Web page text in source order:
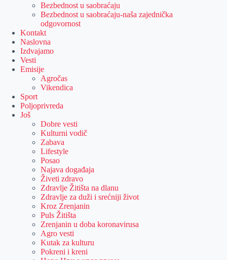
Bezbednost u saobraćaju
Bezbednost u saobraćaju-naša zajednička
odgovornost
Kontakt
Naslovna
Izdvajamo
Vesti
Emisije
Agročas
Vikendica
Sport
Poljoprivreda
Još
Dobre vesti
Kulturni vodič
Zabava
Lifestyle
Posao
Najava događaja
Živeti zdravo
Zdravlje Žitišta na dlanu
Zdravlje za duži i srećniji život
Kroz Zrenjanin
Puls Žitišta
Zrenjanin u doba koronavirusa
Agro vesti
Kutak za kulturu
Pokreni i kreni